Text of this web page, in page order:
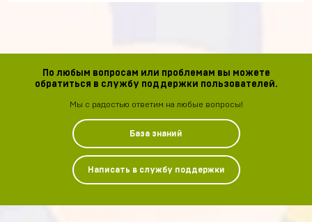
По любым вопросам или проблемам вы можете
обратиться в службу поддержки пользователей.
Мы с радостью ответим на любые вопросы!
База знаний
Написать в службу поддержки